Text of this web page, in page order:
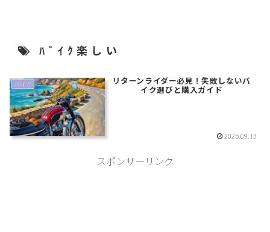
ﾊﾞｲｸ楽しい
バイク リターンライダー必見！失敗しないバ
イク選びと購入ガイド
2025.09.13
スポンサーリンク